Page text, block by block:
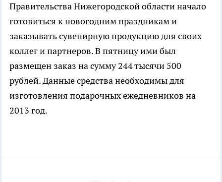
Правительства Нижегородской области начало
готовиться к новогодним праздникам и
заказывать сувенирную продукцию для своих
коллег и партнеров. В пятницу ими был
размещен заказ на сумму 244 тысячи 500
рублей. Данные средства необходимы для
изготовления подарочных ежедневников на
2013 год.